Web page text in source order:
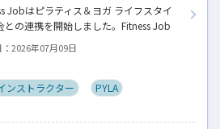
Jobはピラティス＆ヨガ ライフスタイ
との連携を開始しました。Fitness Job
登録されているインストラクター皆様
を広げる新しいステージとして、同協会
2026年07月09日
ンストラクター PYLA